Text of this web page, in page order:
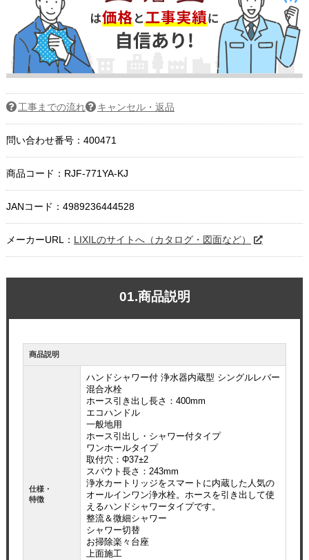
工事までの流れ キャンセル・返品
問い合わせ番号：400471
商品コード： RJF-771YA-KJ
JANコード：4989236444528
メーカーURL： LIXILのサイトへ（カタログ・図面など）
01.商品説明
商品説明
仕様・
特徴
ハンドシャワー付 浄水器内蔵型 シングルレバー
混合水栓
ホース引き出し長さ：400mm
エコハンドル
一般地用
ホース引出し・シャワー付タイプ
ワンホールタイプ
取付穴：Φ37±2
スパウト長さ：243mm
浄水カートリッジをスマートに内蔵した人気の
オールインワン浄水栓。ホースを引き出して使
えるハンドシャワータイプです。
整流＆微細シャワー
シャワー切替
お掃除楽々台座
上面施工